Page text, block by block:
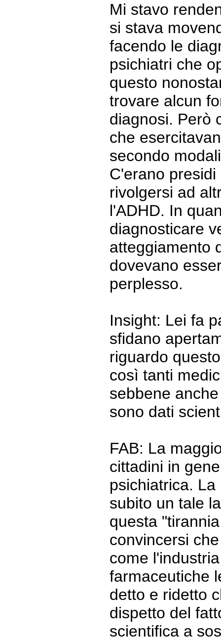
Mi stavo
si stava
facendo le
psichiatri che
questo
trovare alcun
diagnosi. Però
che
secondo
C'erano
rivolgersi ad
l'ADHD. In
diagnosticare
atteggiamento
dovevano
perplesso.
Insight: Lei fa
sfidano
riguardo
così tanti
sebbene
sono dati
FAB: La
cittadini in
psichiatrica.
subito un tale
questa
convincersi
come
farmaceutiche
detto e ridetto
dispetto del
scientifica a